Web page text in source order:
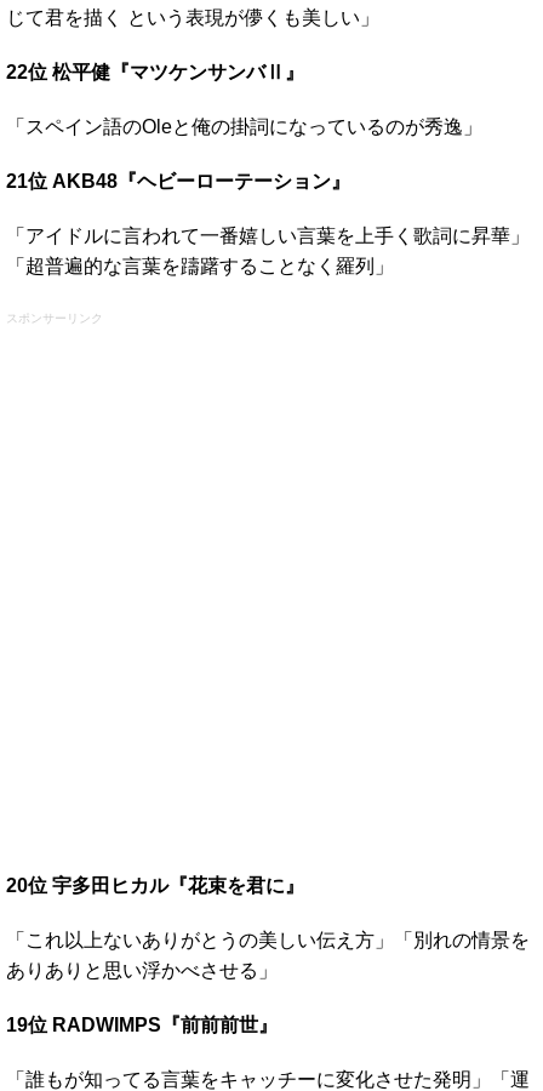
じて君を描く という表現が儚くも美しい」
22位 松平健『マツケンサンバⅡ』
「スペイン語のOleと俺の掛詞になっているのが秀逸」
21位 AKB48『ヘビーローテーション』
「アイドルに言われて一番嬉しい言葉を上手く歌詞に昇華」
「超普遍的な言葉を躊躇することなく羅列」
スポンサーリンク
20位 宇多田ヒカル『花束を君に』
「これ以上ないありがとうの美しい伝え方」「別れの情景を
ありありと思い浮かべさせる」
19位 RADWIMPS『前前前世』
「誰もが知ってる言葉をキャッチーに変化させた発明」「運